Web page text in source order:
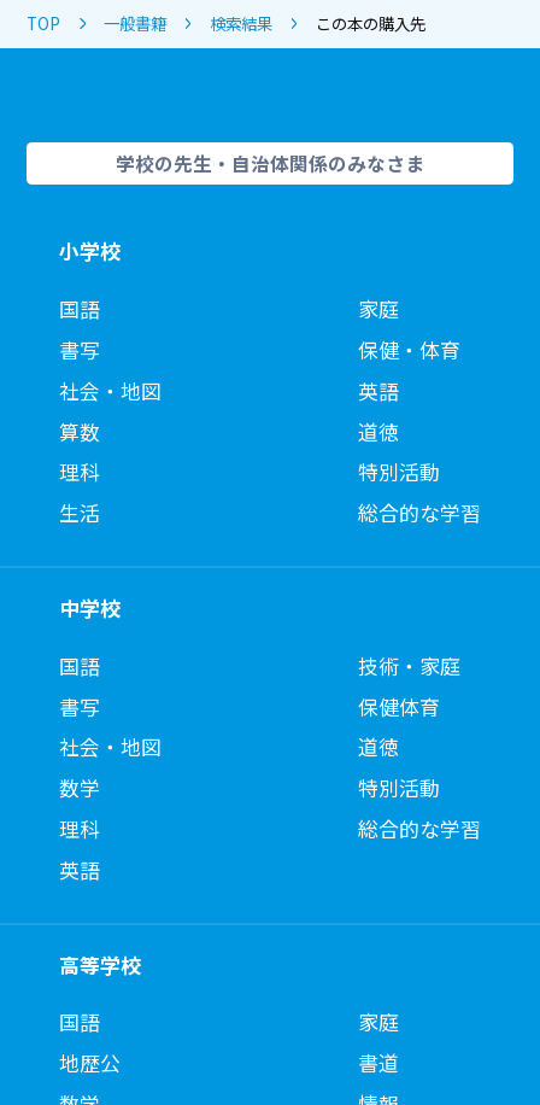
TOP 一般書籍 検索結果 この本の購入先
学校の先生・自治体関係のみなさま
小学校
国語
書写
社会・地図
算数
理科
生活
家庭
保健・体育
英語
道徳
特別活動
総合的な学習
中学校
国語
書写
社会・地図
数学
理科
英語
技術・家庭
保健体育
道徳
特別活動
総合的な学習
高等学校
国語
地歴公
家庭
書道